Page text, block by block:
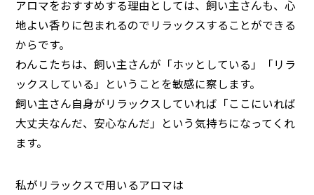
アロマをおすすめする理由としては、飼い主さんも、心
地よい香りに包まれるのでリラックスすることができる
からです。
わんこたちは、飼い主さんが「ホッとしている」「リラ
ックスしている」ということを敏感に察します。
飼い主さん自身がリラックスしていれば「ここにいれば
大丈夫なんだ、安心なんだ」という気持ちになってくれ
ます。
私がリラックスで用いるアロマは